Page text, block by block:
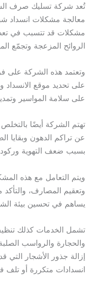
تُعد شركة تسليك صرف
معالجة مشكلات انسداد
مشكلات قد تتسبب في
الروائح المزعجة وتجمّع
وتعتمد هذه الشركة على
على تحديد موقع
على سلامة المواسير
تهتم الشركة أيضًا بالتخلص
عن تراكم الدهون وبقايا
بسبب ضعف التهوية وركود
ويتم التعامل مع هذه
وتعقيم المصارف،
يساهم في تحسين بيئة
تشمل الخدمات كذلك
والحجارة والرواسب
إزالة جذور الأشجار
انسدادات متكررة أو تلف